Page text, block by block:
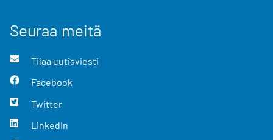
Seuraa meitä
Tilaa uutisviesti
Facebook
Twitter
LinkedIn